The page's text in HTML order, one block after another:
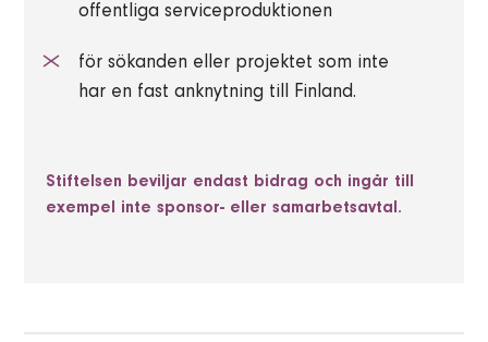
offentliga serviceproduktionen
för sökanden eller projektet som inte
har en fast anknytning till Finland.
Stiftelsen beviljar endast bidrag och ingår till
exempel inte sponsor- eller samarbetsavtal.